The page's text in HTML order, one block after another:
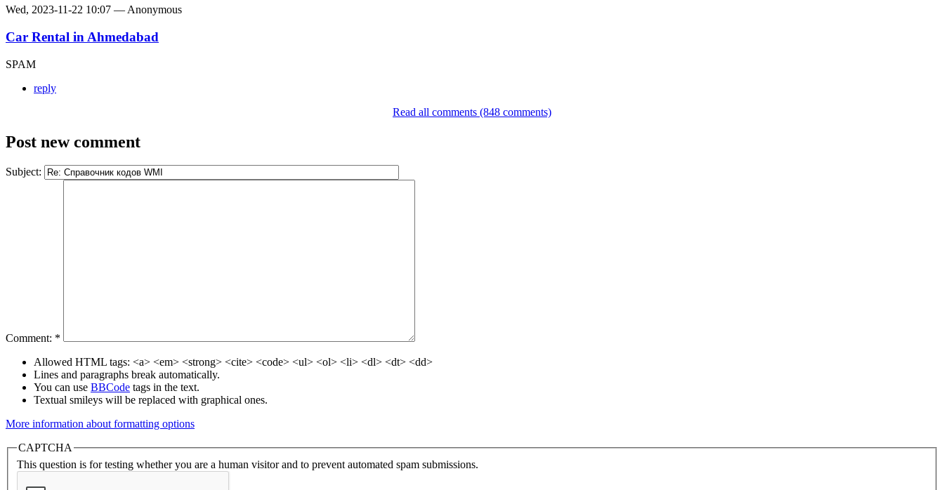
Wed, 2023-11-22 10:07 — Anonymous
Car Rental in Ahmedabad
SPAM
reply
Read all comments (848 comments)
Post new comment
Subject:
Comment: *
Allowed HTML tags: <a> <em> <strong> <cite> <code> <ul> <ol> <li> <dl> <dt> <dd>
Lines and paragraphs break automatically.
You can use BBCode tags in the text.
Textual smileys will be replaced with graphical ones.
More information about formatting options
CAPTCHA
This question is for testing whether you are a human visitor and to prevent automated spam submissions.